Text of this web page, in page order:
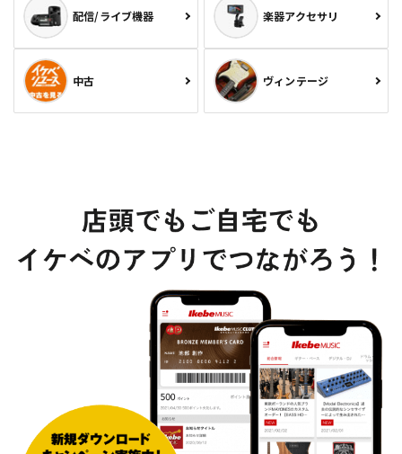
配信/ライブ機器 楽器アクセサリ
中古 ヴィンテージ